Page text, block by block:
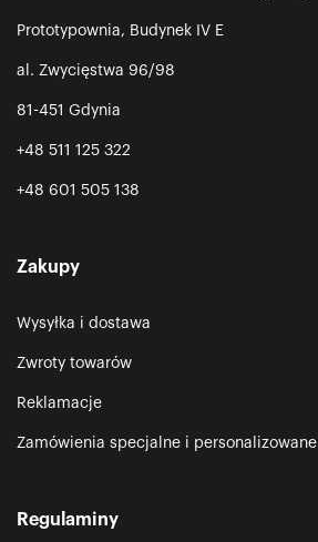
Prototypownia, Budynek IV E
al. Zwycięstwa 96/98
81-451 Gdynia
+48 511 125 322
+48 601 505 138
Zakupy
Wysyłka i dostawa
Zwroty towarów
Reklamacje
Zamówienia specjalne i personalizowane
Regulaminy